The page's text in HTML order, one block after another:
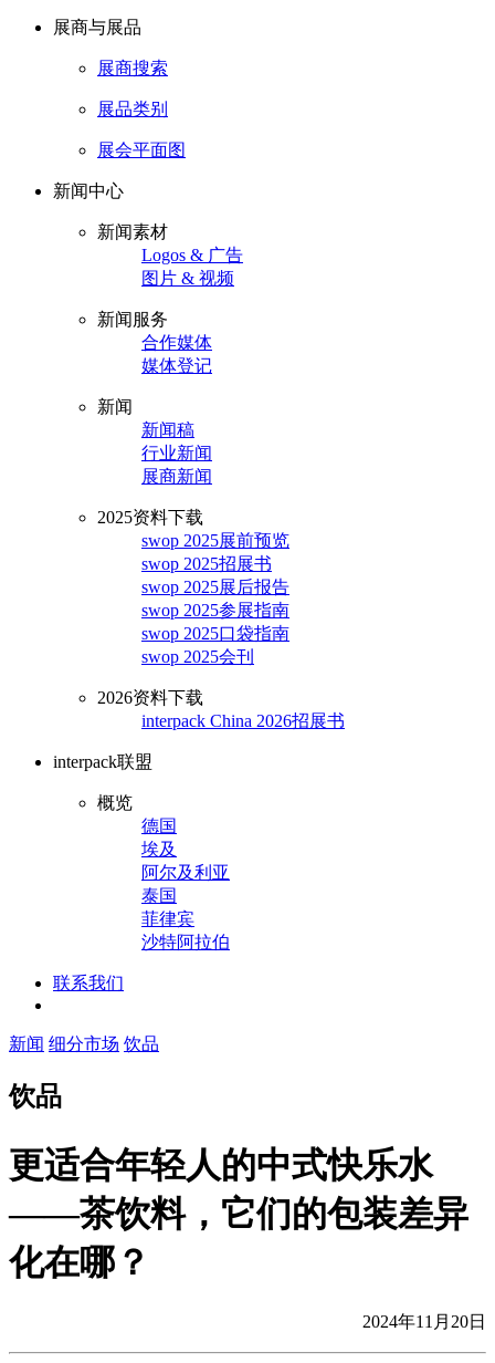
展商与展品
展商搜索
展品类别
展会平面图
新闻中心
新闻素材
Logos & 广告
图片 & 视频
新闻服务
合作媒体
媒体登记
新闻
新闻稿
行业新闻
展商新闻
2025资料下载
swop 2025展前预览
swop 2025招展书
swop 2025展后报告
swop 2025参展指南
swop 2025口袋指南
swop 2025会刊
2026资料下载
interpack China 2026招展书
interpack联盟
概览
德国
埃及
阿尔及利亚
泰国
菲律宾
沙特阿拉伯
联系我们
新闻 细分市场 饮品
饮品
更适合年轻人的中式快乐水
——茶饮料，它们的包装差异
化在哪？
2024年11月20日